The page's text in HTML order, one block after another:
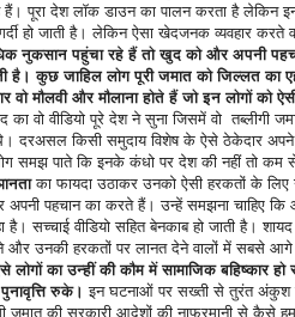
हैं। पूरा देश लॉक डाउन का पालन करता है लेकिन
हो जाती है। लेकिन ऐसा खेदजनक व्यवहार
नुकसान पहुंचा रहे हैं तो खुद को और अपनी
है। कुछ जाहिल लोग पूरी जमात को जिल्लत
वो मौलवी और मौलाना होते हैं जो इन लोगों को
का वो वीडियो पूरे देश ने सुना जिसमें वो तब्लीगी
थे। दरअसल किसी समुदाय विशेष के ऐसे ठेकेदार
समझ पाते कि इनके कंधो पर देश की नहीं तो कम
का फायदा उठाकर उनको ऐसी हरकतों के
पहचान का करते हैं। उन्हें समझना चाहिए कि
है। सच्चाई वीडियो सहित बेनकाब हो जाती है।
उनकी हरकतों पर लानत देने वालों में सबसे आगे
लोगों का उन्हीं की कौम में सामाजिक बहिष्कार हो
रुके। इन घटनाओं पर सख्ती से तुरंत अंकुश
जमात की सरकारी आदेशों की नाफरमानी से कैसे